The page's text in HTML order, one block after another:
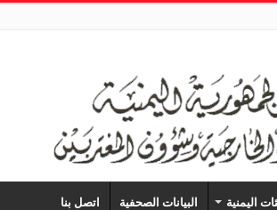
اليمنية البيانات الصحفية اتصل بنا